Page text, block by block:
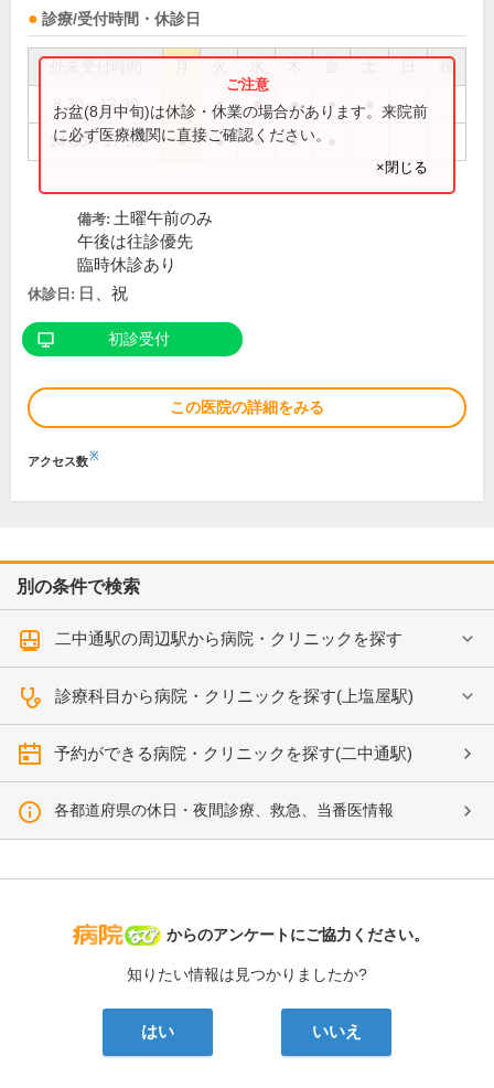
診療/受付時間・休診日
祝
8:30～12:30 ● ● ● ● ●
14:00～17:30 ● ● ● ●
お盆(8月中旬)は休診・休業の場合があります。来院前
に必ず医療機関に直接ご確認ください。
×閉じる
備考: 土曜午前のみ
午後は往診優先
臨時休診あり
休診日: 日、祝
初診受付
この医院の詳細をみる
アクセス数※
別の条件で検索
二中通駅の周辺駅から病院・クリニックを探す
診療科目から病院・クリニックを探す(上塩屋駅)
予約ができる病院・クリニックを探す(二中通駅)
各都道府県の休日・夜間診療、救急、当番医情報
病院なび
からのアンケートにご協力ください。
知りたい情報は見つかりましたか?
はい いいえ